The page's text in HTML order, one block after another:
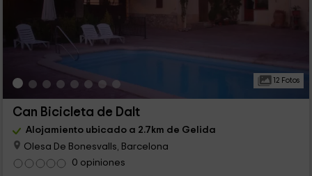
12 Fotos
Can Bicicleta de Dalt
Alojamiento ubicado a 2.7km de Gelida
Olesa De Bonesvalls, Barcelona
0 opiniones